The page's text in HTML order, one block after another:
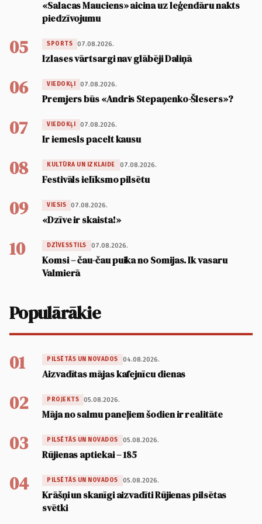
«Salacas Mauciens» aicina uz leģendāru nakts
piedzīvojumu
05 SPORTS 07.08.2026.
Izlases vārtsargi nav glābēji Daliņā
06 VIEDOKĻI 07.08.2026.
Premjers būs «Andris Stepaņenko-Šlesers»?
07 VIEDOKĻI 07.08.2026.
Ir iemesls pacelt kausu
08 KULTŪRA UN IZKLAIDE 07.08.2026.
Festivāls ielīksmo pilsētu
09 VIESIS 07.08.2026.
«Dzīve ir skaista!»
10 DZĪVESSTILS 07.08.2026.
Komsi – čau-čau puika no Somijas. Ik vasaru
Valmierā
Populārākie
01 PILSĒTĀS UN NOVADOS 04.08.2026.
Aizvadītas mājas kafejnīcu dienas
02 PROJEKTS 05.08.2026.
Māja no salmu paneļiem šodien ir realitāte
03 PILSĒTĀS UN NOVADOS 05.08.2026.
Rūjienas aptiekai – 185
04 PILSĒTĀS UN NOVADOS 05.08.2026.
Krāšņi un skanīgi aizvadīti Rūjienas pilsētas
svētki